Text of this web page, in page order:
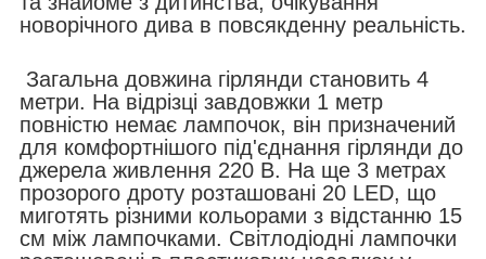
новорічного дива в повсякденну реальність.
Загальна довжина гірлянди становить 4
метри. На відрізці завдовжки 1 метр
повністю немає лампочок, він призначений
для комфортнішого під'єднання гірлянди до
джерела живлення 220 В. На ще 3 метрах
прозорого дроту розташовані 20 LED, що
миготять різними кольорами з відстанню 15
см між лампочками. Світлодіодні лампочки